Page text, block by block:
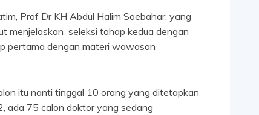
Prof Dr KH Abdul Halim Soebahar, yang
menjelaskan seleksi tahap kedua dengan
pertama dengan materi wawasan
itu nanti tinggal 10 orang yang ditetapkan
ada 75 calon doktor yang sedang